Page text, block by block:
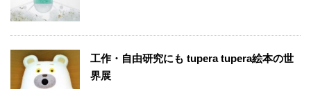
工作・自由研究にも tupera tupera絵本の世
界展